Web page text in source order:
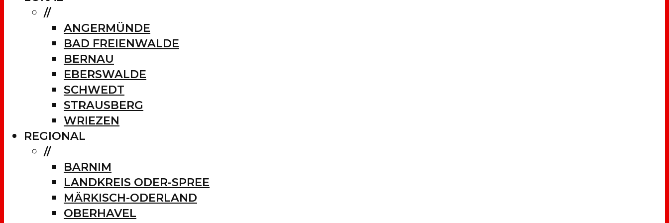
//
ANGERMÜNDE
BAD FREIENWALDE
BERNAU
EBERSWALDE
SCHWEDT
STRAUSBERG
WRIEZEN
REGIONAL
//
BARNIM
LANDKREIS ODER-SPREE
MÄRKISCH-ODERLAND
OBERHAVEL